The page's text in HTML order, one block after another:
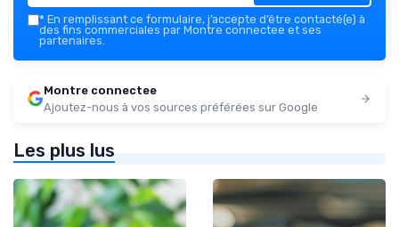
* En remplissant ce formulaire, j’accepte d’être contacté(e) à
des fins commerciales par Montre connectee et ses
partenaires.
Montre connectee
Ajoutez-nous à vos sources préférées sur Google
Les plus lus